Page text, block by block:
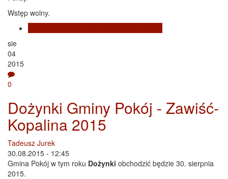
Wstęp wolny.
sie
04
2015
0
Dożynki Gminy Pokój - Zawiść-
Kopalina 2015
Tadeusz Jurek
30.08.2015 - 12:45
Gmina Pokój w tym roku Dożynki obchodzić będzie 30. sierpnia
2015.